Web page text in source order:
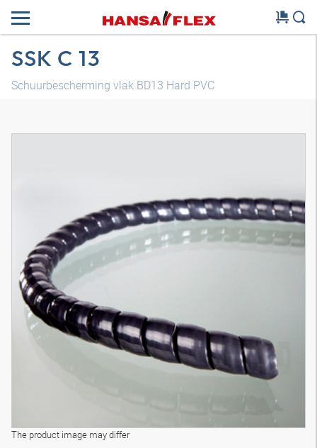
SSK C 13
Schuurbescherming vlak BD13 Hard PVC
The product image may differ